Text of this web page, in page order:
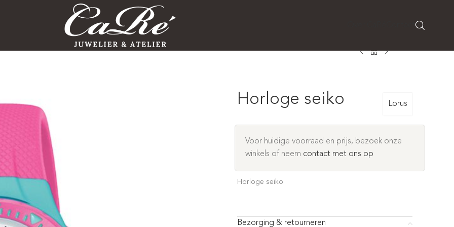
Horloge seiko Lorus
Voor huidige voorraad en prijs, bezoek onze
winkels of neem contact met ons op
Horloge seiko
Bezorging & retourneren